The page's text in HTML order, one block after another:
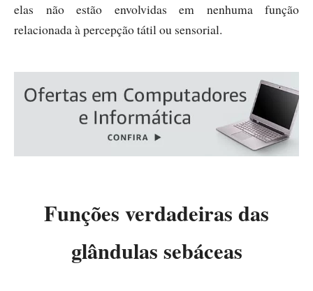
elas não estão envolvidas em nenhuma função
relacionada à percepção tátil ou sensorial.
Funções verdadeiras das
glândulas sebáceas